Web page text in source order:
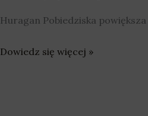
Huragan Pobiedziska
Dowiedz się więcej »